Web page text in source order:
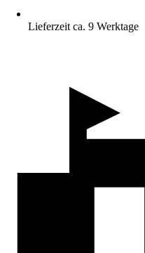
Lieferzeit ca. 9 Werktage